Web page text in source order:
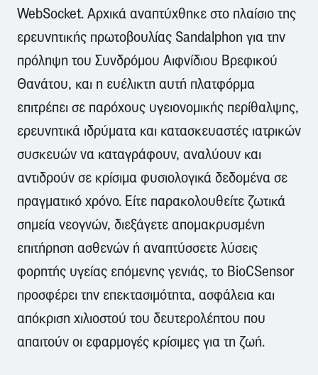
WebSocket. Αρχικά αναπτύχθηκε στο πλαίσιο της
ερευνητικής πρωτοβουλίας Sandalphon για την
πρόληψη του Συνδρόμου Αιφνίδιου Βρεφικού
Θανάτου, και η ευέλικτη αυτή πλατφόρμα
επιτρέπει σε παρόχους υγειονομικής περίθαλψης,
ερευνητικά ιδρύματα και κατασκευαστές ιατρικών
συσκευών να καταγράφουν, αναλύουν και
αντιδρούν σε κρίσιμα φυσιολογικά δεδομένα σε
πραγματικό χρόνο. Είτε παρακολουθείτε ζωτικά
σημεία νεογνών, διεξάγετε απομακρυσμένη
επιτήρηση ασθενών ή αναπτύσσετε λύσεις
φορητής υγείας επόμενης γενιάς, το BioCSensor
προσφέρει την επεκτασιμότητα, ασφάλεια και
απόκριση χιλιοστού του δευτερολέπτου που
απαιτούν οι εφαρμογές κρίσιμες για τη ζωή.